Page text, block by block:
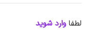
لطفا وارد شوید